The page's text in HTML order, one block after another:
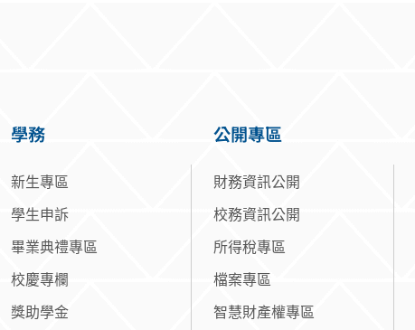
學務
新生專區
學生申訴
畢業典禮專區
校慶專欄
獎助學金
公開專區
財務資訊公開
校務資訊公開
所得稅專區
檔案專區
智慧財產權專區